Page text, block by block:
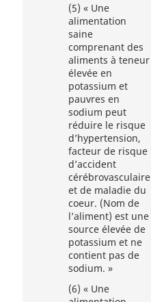
(5) « Une
alimentation
saine
comprenant des
aliments à teneur
élevée en
potassium et
pauvres en
sodium peut
réduire le risque
d’hypertension,
facteur de risque
d’accident
cérébrovasculaire
et de maladie du
coeur. (Nom de
l’aliment) est une
source élevée de
potassium et ne
contient pas de
sodium. »
(6) « Une